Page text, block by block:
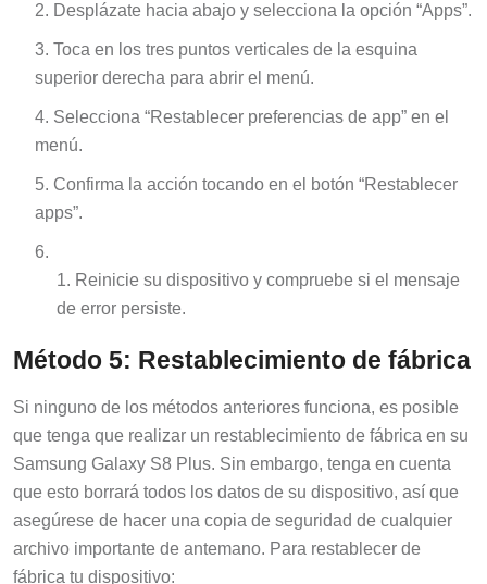
Desplázate hacia abajo y selecciona la opción “Apps”.
Toca en los tres puntos verticales de la esquina
superior derecha para abrir el menú.
Selecciona “Restablecer preferencias de app” en el
menú.
Confirma la acción tocando en el botón “Restablecer
apps”.
Reinicie su dispositivo y compruebe si el mensaje
de error persiste.
Método 5: Restablecimiento de fábrica
Si ninguno de los métodos anteriores funciona, es posible
que tenga que realizar un restablecimiento de fábrica en su
Samsung Galaxy S8 Plus. Sin embargo, tenga en cuenta
que esto borrará todos los datos de su dispositivo, así que
asegúrese de hacer una copia de seguridad de cualquier
archivo importante de antemano. Para restablecer de
fábrica tu dispositivo: